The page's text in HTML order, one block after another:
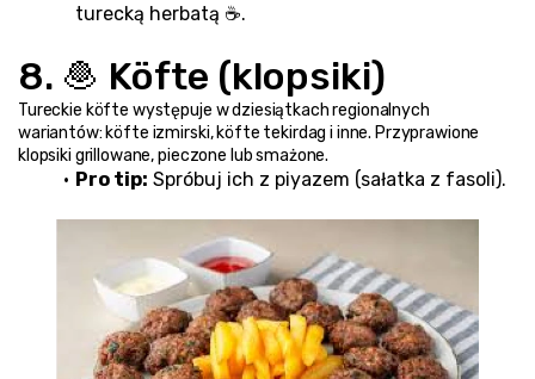
turecką herbatą ☕.
8. 🧆 Köfte (klopsiki)
Tureckie köfte występuje w dziesiątkach regionalnych
wariantów: köfte izmirski, köfte tekirdag i inne. Przyprawione
klopsiki grillowane, pieczone lub smażone.
Pro tip: Spróbuj ich z piyazem (sałatka z fasoli).